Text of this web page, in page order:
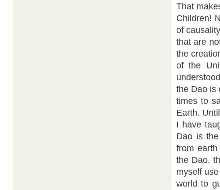
That
Children!
of causality
that are
the
of the
the Dao is
times to
Earth.
I have
Dao is
from
the Dao,
myself
world to